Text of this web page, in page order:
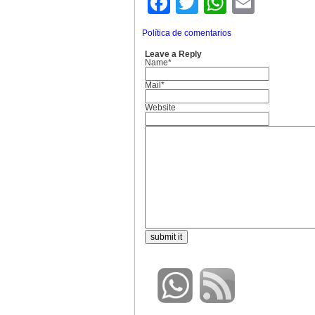
Política de comentarios
Leave a Reply
Name*
Mail*
Website